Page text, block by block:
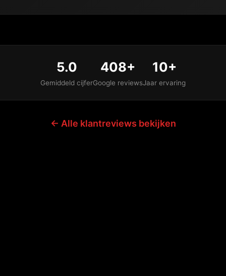
5.0
Gemiddeld cijfer
408+
Google reviews
10+
Jaar ervaring
← Alle klantreviews bekijken